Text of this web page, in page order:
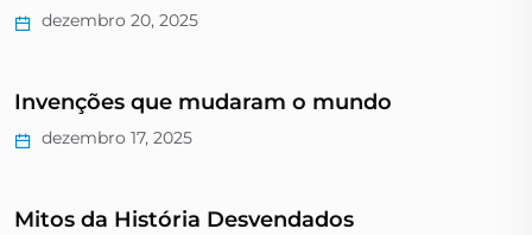
dezembro 20, 2025
Invenções que mudaram o mundo
dezembro 17, 2025
Mitos da História Desvendados